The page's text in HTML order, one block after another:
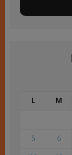
L M
5 6